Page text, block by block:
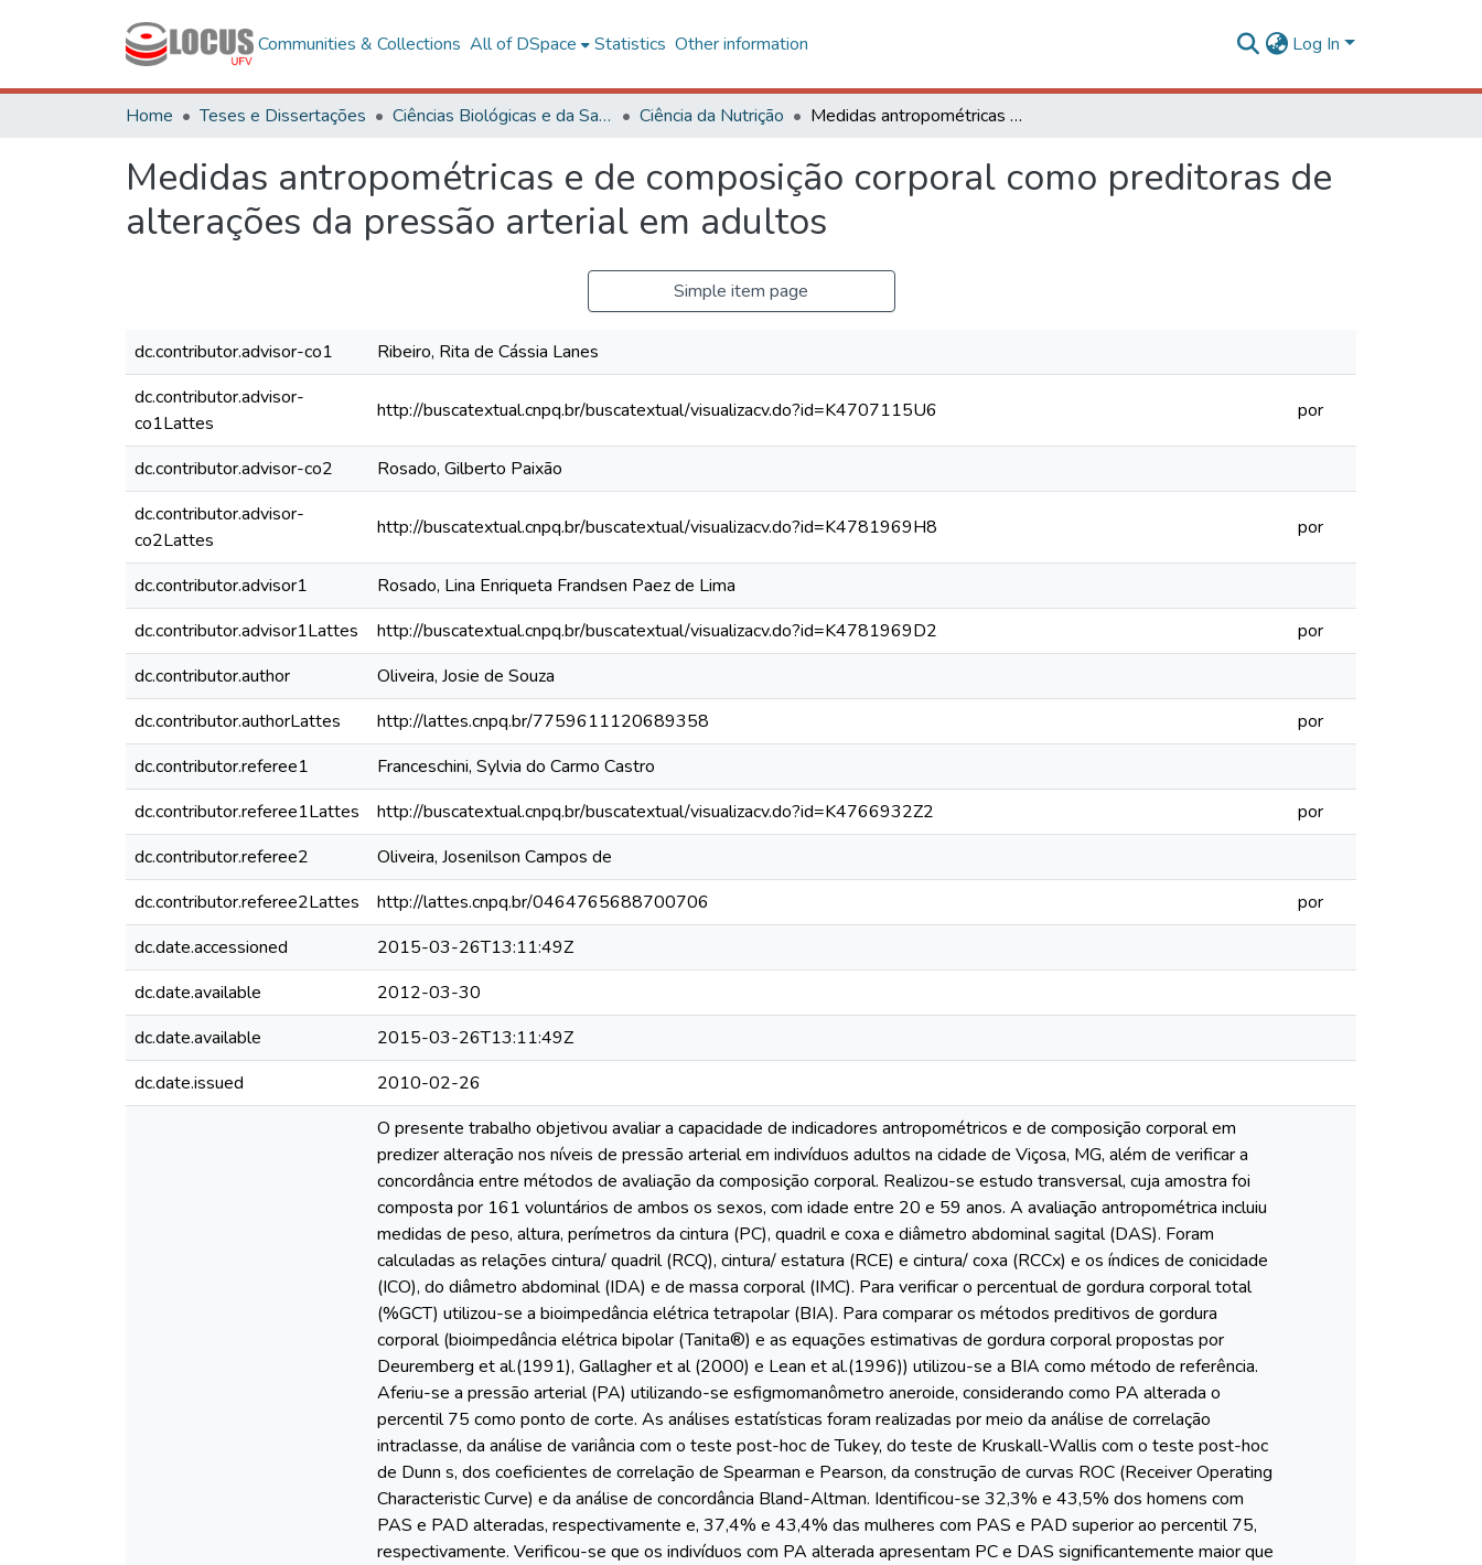
Communities & Collections All of DSpace Statistics Other information Log In
Home Teses e Dissertações Ciências Biológicas e da Saúde Ciência da Nutrição Medidas antropométricas e de composição corporal como preditoras de alterações da pressão arterial em adultos
Medidas antropométricas e de composição corporal como preditoras de
alterações da pressão arterial em adultos
Simple item page
dc.contributor.advisor-co1
Ribeiro, Rita de Cássia Lanes
dc.contributor.advisor-
co1Lattes
http://buscatextual.cnpq.br/buscatextual/visualizacv.do?id=K4707115U6 por
dc.contributor.advisor-co2
Rosado, Gilberto Paixão
dc.contributor.advisor-
co2Lattes
http://buscatextual.cnpq.br/buscatextual/visualizacv.do?id=K4781969H8 por
dc.contributor.advisor1
Rosado, Lina Enriqueta Frandsen Paez de Lima
dc.contributor.advisor1Lattes
http://buscatextual.cnpq.br/buscatextual/visualizacv.do?id=K4781969D2
por
dc.contributor.author
Oliveira, Josie de Souza
dc.contributor.authorLattes
http://lattes.cnpq.br/7759611120689358
por
dc.contributor.referee1
Franceschini, Sylvia do Carmo Castro
dc.contributor.referee1Lattes
http://buscatextual.cnpq.br/buscatextual/visualizacv.do?id=K4766932Z2
por
dc.contributor.referee2
Oliveira, Josenilson Campos de
dc.contributor.referee2Lattes
http://lattes.cnpq.br/0464765688700706
por
dc.date.accessioned
2015-03-26T13:11:49Z
dc.date.available
2012-03-30
dc.date.available
2015-03-26T13:11:49Z
dc.date.issued
2010-02-26
O presente trabalho objetivou avaliar a capacidade de indicadores antropométricos e de composição corporal em
predizer alteração nos níveis de pressão arterial em indivíduos adultos na cidade de Viçosa, MG, além de verificar a
concordância entre métodos de avaliação da composição corporal. Realizou-se estudo transversal, cuja amostra foi
composta por 161 voluntários de ambos os sexos, com idade entre 20 e 59 anos. A avaliação antropométrica incluiu
medidas de peso, altura, perímetros da cintura (PC), quadril e coxa e diâmetro abdominal sagital (DAS). Foram
calculadas as relações cintura/ quadril (RCQ), cintura/ estatura (RCE) e cintura/ coxa (RCCx) e os índices de conicidade
(ICO), do diâmetro abdominal (IDA) e de massa corporal (IMC). Para verificar o percentual de gordura corporal total
(%GCT) utilizou-se a bioimpedância elétrica tetrapolar (BIA). Para comparar os métodos preditivos de gordura
corporal (bioimpedância elétrica bipolar (Tanita®) e as equações estimativas de gordura corporal propostas por
Deuremberg et al.(1991), Gallagher et al (2000) e Lean et al.(1996)) utilizou-se a BIA como método de referência.
Aferiu-se a pressão arterial (PA) utilizando-se esfigmomanômetro aneroide, considerando como PA alterada o
percentil 75 como ponto de corte. As análises estatísticas foram realizadas por meio da análise de correlação
intraclasse, da análise de variância com o teste post-hoc de Tukey, do teste de Kruskall-Wallis com o teste post-hoc
de Dunn s, dos coeficientes de correlação de Spearman e Pearson, da construção de curvas ROC (Receiver Operating
Characteristic Curve) e da análise de concordância Bland-Altman. Identificou-se 32,3% e 43,5% dos homens com
PAS e PAD alteradas, respectivamente e, 37,4% e 43,4% das mulheres com PAS e PAD superior ao percentil 75,
respectivamente. Verificou-se que os indivíduos com PA alterada apresentam PC e DAS significantemente maior que